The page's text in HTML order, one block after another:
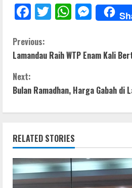
F
e
b
o
k
T
er
W
s
p
p
M
e
e
g
er
C
o
n
t
i
n
u
Previous:
Lamandau Raih WTP Enam Kali
Next:
Bulan Ramadhan, Harga Gabah di
RELATED STORIES